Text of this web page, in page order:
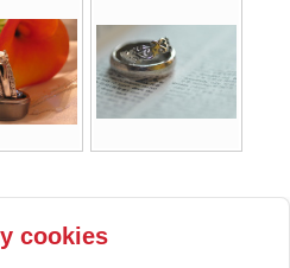
cookies